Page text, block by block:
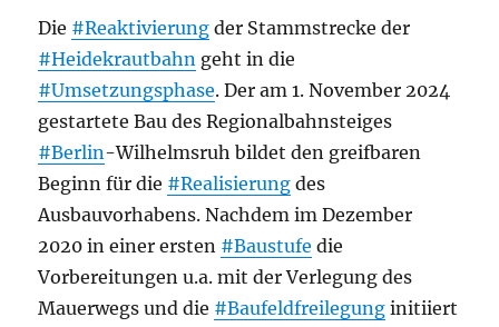
Die #Reaktivierung der Stammstrecke der
#Heidekrautbahn geht in die
#Umsetzungsphase. Der am 1. November 2024
gestartete Bau des Regionalbahnsteiges
#Berlin-Wilhelmsruh bildet den greifbaren
Beginn für die #Realisierung des
Ausbauvorhabens. Nachdem im Dezember
2020 in einer ersten #Baustufe die
Vorbereitungen u.a. mit der Verlegung des
Mauerwegs und die #Baufeldfreilegung initiiert